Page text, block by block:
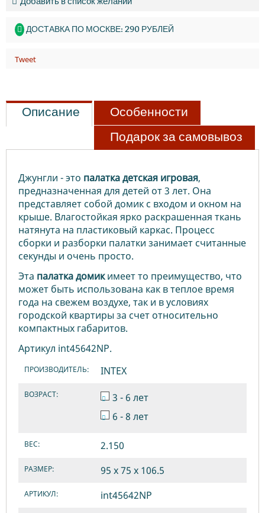
ДОСТАВКА ПО МОСКВЕ: 290 РУБЛЕЙ
Tweet
Описание
Особенности
Подарок за самовывоз
Джунгли - это палаткадетская игровая,
предназначенная для детей от 3 лет. Она
представляет собой домик с входом и окном на
крыше. Влагостойкая ярко раскрашенная ткань
натянута на пластиковый каркас. Процесс
сборки и разборки палатки занимает считанные
секунды и очень просто.
Эта палаткадомикимеет то преимущество, что
может быть использована как в теплое время
года на свежем воздухе, так и в условиях
городской квартиры за счет относительно
компактных габаритов.
Артикул int45642NP.
ПРОИЗВОДИТЕЛЬ: INTEX
ВОЗРАСТ:
3 - 6 лет
6 - 8 лет
ВЕС: 2.150
РАЗМЕР: 95 х 75 х 106.5
АРТИКУЛ: int45642NP